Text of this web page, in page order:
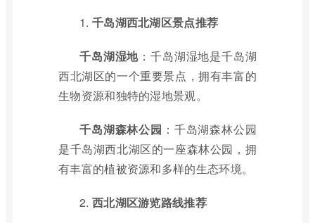
1. 千岛湖西北湖区景点推荐
千岛湖湿地 ：千岛湖湿地是千岛湖
西北湖区的一个重要景点，拥有丰富的
生物资源和独特的湿地景观。
千岛湖森林公园 ：千岛湖森林公园
是千岛湖西北湖区的一座森林公园，拥
有丰富的植被资源和多样的生态环境。
2. 西北湖区游览路线推荐